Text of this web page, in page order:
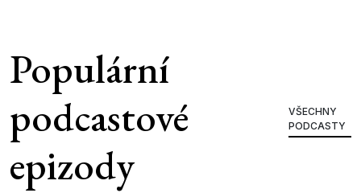
Populární
podcastové
epizody
VŠECHNY
PODCASTY